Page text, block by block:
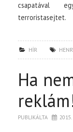
csapatával
terroristasejtet.
HÍR
Ha
PUBLIKÁLTA